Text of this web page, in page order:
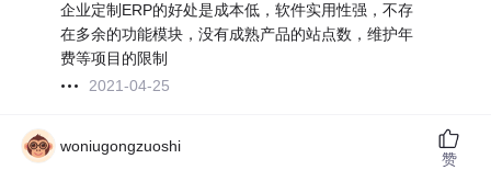
企业定制ERP的好处是成本低，软件实用性强，不存
在多余的功能模块，没有成熟产品的站点数，维护年
费等项目的限制
2021-04-25
woniugongzuoshi
赞